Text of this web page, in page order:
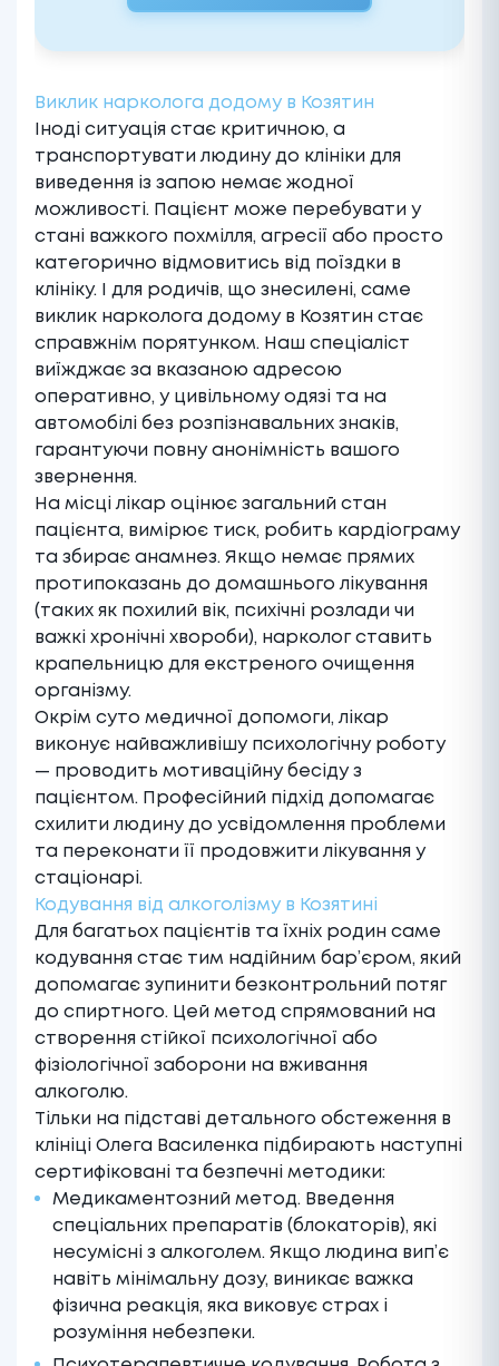
Виклик нарколога додому в Козятин
Іноді ситуація стає критичною, а
транспортувати людину до клініки для
виведення із запою немає жодної
можливості. Пацієнт може перебувати у
стані важкого похмілля, агресії або просто
категорично відмовитись від поїздки в
клініку. І для родичів, що знесилені, саме
виклик нарколога додому в Козятин стає
справжнім порятунком. Наш спеціаліст
виїжджає за вказаною адресою
оперативно, у цивільному одязі та на
автомобілі без розпізнавальних знаків,
гарантуючи повну анонімність вашого
звернення.
На місці лікар оцінює загальний стан
пацієнта, вимірює тиск, робить кардіограму
та збирає анамнез. Якщо немає прямих
протипоказань до домашнього лікування
(таких як похилий вік, психічні розлади чи
важкі хронічні хвороби), нарколог ставить
крапельницю для екстреного очищення
організму.
Окрім суто медичної допомоги, лікар
виконує найважливішу психологічну роботу
— проводить мотиваційну бесіду з
пацієнтом. Професійний підхід допомагає
схилити людину до усвідомлення проблеми
та переконати її продовжити лікування у
стаціонарі.
Кодування від алкоголізму в Козятині
Для багатьох пацієнтів та їхніх родин саме
кодування стає тим надійним бар’єром, який
допомагає зупинити безконтрольний потяг
до спиртного. Цей метод спрямований на
створення стійкої психологічної або
фізіологічної заборони на вживання
алкоголю.
Тільки на підставі детального обстеження в
клініці Олега Василенка підбирають наступні
сертифіковані та безпечні методики:
Медикаментозний метод. Введення
спеціальних препаратів (блокаторів), які
несумісні з алкоголем. Якщо людина вип’є
навіть мінімальну дозу, виникає важка
фізична реакція, яка виковує страх і
розуміння небезпеки.